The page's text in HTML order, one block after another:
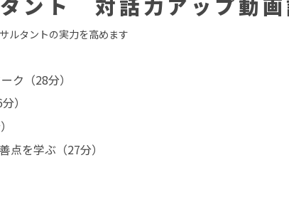
ルタントの実力を高めます
ク（28分）
）
を学ぶ（27分）